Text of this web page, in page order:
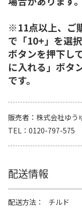
※11点以上、ご
で「10+」を選
ボタンを押下し
に入れる」ボタ
です。
販売者
株式会社ゆう
TEL
0120-797-575
配送情報
配送方法
チルド